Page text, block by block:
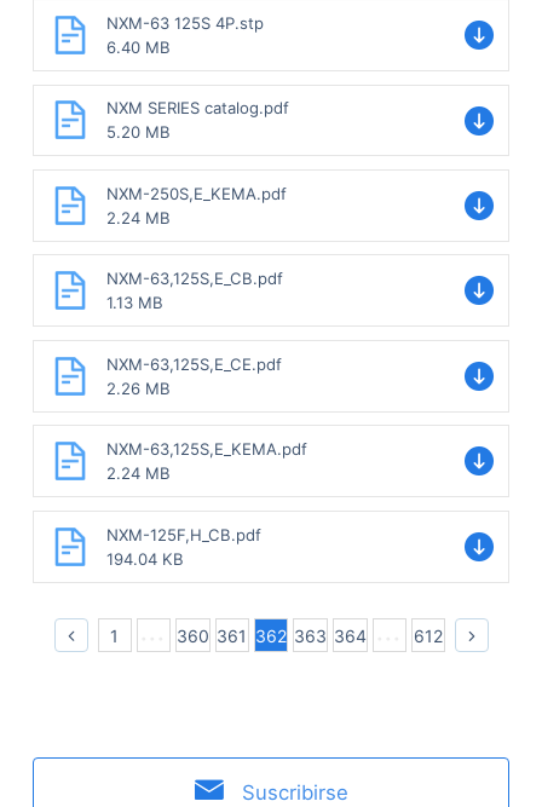
NXM-63 125S 4P.stp
6.40 MB
NXM SERIES catalog.pdf
5.20 MB
NXM-250S,E_KEMA.pdf
2.24 MB
NXM-63,125S,E_CB.pdf
1.13 MB
NXM-63,125S,E_CE.pdf
2.26 MB
NXM-63,125S,E_KEMA.pdf
2.24 MB
NXM-125F,H_CB.pdf
194.04 KB
1 360 361 362 363 364 612
Suscribirse